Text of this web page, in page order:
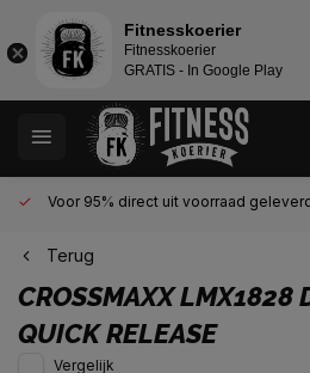
Voor 95% direct uit voorraad
Terug
CROSSMAXXLMX1828
QUICK RELEASE
Vergelijk
Fitnesskoerier
Fitnesskoerier
GRATIS - In Google Play